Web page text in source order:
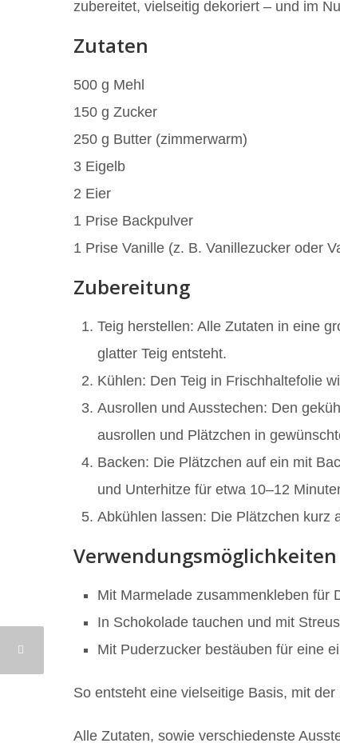
zubereitet, vielseitig dekoriert – und im
Zutaten
500 g Mehl
150 g Zucker
250 g Butter (zimmerwarm)
3 Eigelb
2 Eier
1 Prise Backpulver
1 Prise Vanille (z. B. Vanillezucker oder
Zubereitung
Teig herstellen: Alle Zutaten in eine
glatter Teig entsteht.
Kühlen: Den Teig in Frischhaltefolie
Ausrollen und Ausstechen: Den
ausrollen und Plätzchen in
Backen: Die Plätzchen auf ein mit
und Unterhitze für etwa 10–12
Abkühlen lassen: Die Plätzchen kurz
Verwendungsmöglichkeiten
Mit Marmelade zusammenkleben für
In Schokolade tauchen und mit
Mit Puderzucker bestäuben für eine
So entsteht eine vielseitige Basis, mit
Alle Zutaten, sowie verschiedenste